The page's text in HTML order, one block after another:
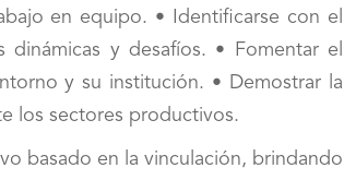
en equipo. • Identificarse con el
y desafíos. • Fomentar el
y su institución. • Demostrar la
los sectores productivos.
basado en la vinculación, brindando